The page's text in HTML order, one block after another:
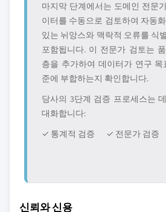
마지막 단계에서는 도메인 전문
이터를 수동으로 검토하여 자동
있는 뉘앙스와 맥락적 오류를 식
포함됩니다. 이 전문가 검토는
층을 추가하여 데이터가 연구
준에 부합하는지 확인합니다.
당사의 3단계 검증 프로세스는
대화합니다:
✓ 통계적 검증
✓ 전문가 검증
신뢰와 신용